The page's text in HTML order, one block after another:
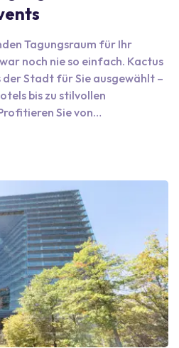
Tagungsraum für Ihr
noch nie so einfach. Kactus
Stadt für Sie ausgewählt –
bis zu stilvollen
Sie von
sparen Sie Zeit, indem Sie alle
Plattform bündeln. Egal
Ihr ideales Hotel unter unseren